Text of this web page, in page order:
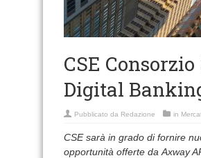
CSE
Digital
Pubblicato da Redazione in
CSE sarà in grado di fornire
opportunità offerte da Axway